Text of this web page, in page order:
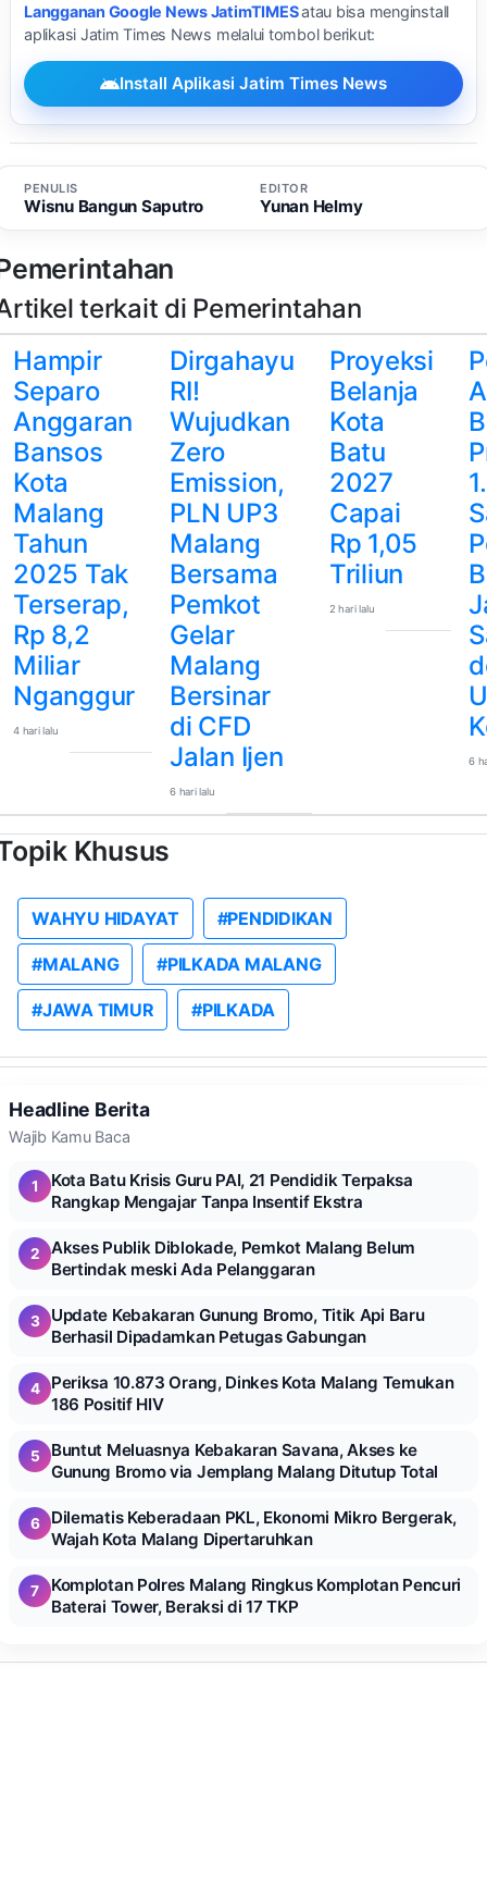
Langganan Google News JatimTIMESatau bisa menginstall
aplikasi Jatim Times News melalui tombol berikut:
Install Aplikasi Jatim Times News
PENULIS
Wisnu Bangun Saputro
EDITOR
Yunan Helmy
terkait di Pemerintahan
Hampir
Separo
Anggaran
Bansos
Kota
Malang
Tahun
2025 Tak
Terserap,
Rp 8,2
Miliar
Nganggur
4 hari lalu
Dirgahayu
RI!
Wujudkan
Zero
Emission,
PLN UP3
Malang
Bersama
Pemkot
Gelar
Malang
Bersinar
di CFD
Jalan Ijen
6 hari lalu
Proyeksi
Belanja
Kota
Batu
2027
Capai
Rp 1,05
Triliun
2 hari lalu
6
Khusus
WAHYU HIDAYAT #PENDIDIKAN
#MALANG #PILKADA MALANG
#JAWA TIMUR #PILKADA
Headline Berita
Wajib Kamu Baca
1
Kota Batu Krisis Guru PAI, 21 Pendidik Terpaksa
Rangkap Mengajar Tanpa Insentif Ekstra
2
Akses Publik Diblokade, Pemkot Malang Belum
Bertindak meski Ada Pelanggaran
3
Update Kebakaran Gunung Bromo, Titik Api Baru
Berhasil Dipadamkan Petugas Gabungan
4
Periksa 10.873 Orang, Dinkes Kota Malang Temukan
186 Positif HIV
5
Buntut Meluasnya Kebakaran Savana, Akses ke
Gunung Bromo via Jemplang Malang Ditutup Total
6
Dilematis Keberadaan PKL, Ekonomi Mikro Bergerak,
Wajah Kota Malang Dipertaruhkan
7
Komplotan Polres Malang Ringkus Komplotan Pencuri
Baterai Tower, Beraksi di 17 TKP